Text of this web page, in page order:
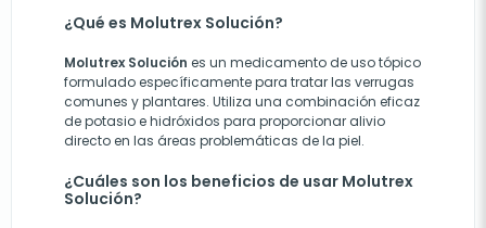
¿Qué es Molutrex Solución?
Molutrex Solución es un medicamento de uso tópico
formulado específicamente para tratar las verrugas
comunes y plantares. Utiliza una combinación eficaz
de potasio e hidróxidos para proporcionar alivio
directo en las áreas problemáticas de la piel.
¿Cuáles son los beneficios de usar Molutrex
Solución?